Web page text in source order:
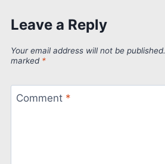
Leave a Reply
Your email address will not be published.
marked *
Comment *